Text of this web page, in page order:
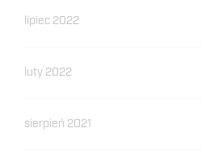
lipiec 2022
luty 2022
sierpień 2021